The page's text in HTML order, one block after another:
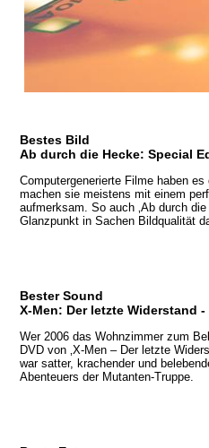
Bestes Bild
Ab durch die Hecke: Special
Computergenerierte Filme haben
machen sie meistens mit einem
aufmerksam. So auch ‚Ab durch
Glanzpunkt in Sachen Bildqualität
Bester Sound
X-Men: Der letzte Widerstand
Wer 2006 das Wohnzimmer zum
DVD von ‚X-Men – Der letzte
war satter, krachender und
Abenteuers der Mutanten-Truppe.